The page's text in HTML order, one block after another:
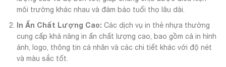
môi trường khác nhau và đảm bảo tuổi thọ lâu dài.
In Ấn Chất Lượng Cao: Các dịch vụ in thẻ nhựa thường
cung cấp khả năng in ấn chất lượng cao, bao gồm cả in hình
ảnh, logo, thông tin cá nhân và các chi tiết khác với độ nét
và màu sắc tốt.